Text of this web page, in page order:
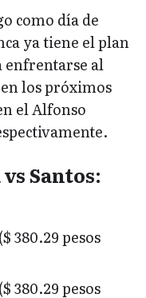
como día de
ya tiene el plan
enfrentarse al
los próximos
el Alfonso
Santos:
380.29 pesos
380.29 pesos